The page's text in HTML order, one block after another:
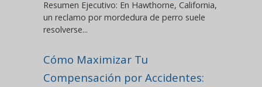
Resumen Ejecutivo: En Hawthorne, California,
un reclamo por mordedura de perro suele
resolverse...
Cómo Maximizar Tu
Compensación por Accidentes: